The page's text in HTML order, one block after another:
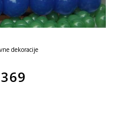
dekoracije